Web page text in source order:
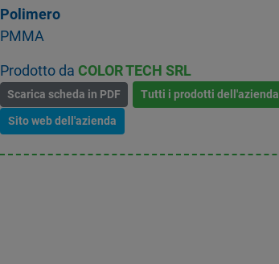
Polimero
PMMA
Prodotto da COLOR TECH SRL
Scarica scheda in PDF Tutti i prodotti dell'azienda
Sito web dell'azienda